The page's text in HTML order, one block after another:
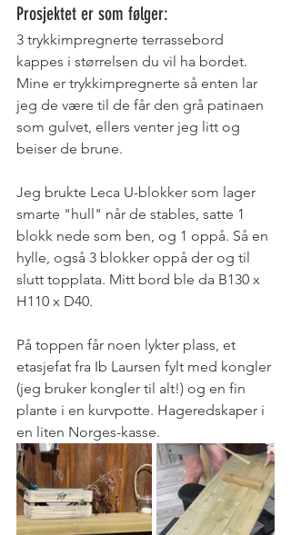
Prosjektet er som følger:
3 trykkimpregnerte terrassebord
kappes i størrelsen du vil ha bordet.
Mine er trykkimpregnerte så enten lar
jeg de være til de får den grå patinaen
som gulvet, ellers venter jeg litt og
beiser de brune.
Jeg brukte Leca U-blokker som lager
smarte "hull" når de stables, satte 1
blokk nede som ben, og 1 oppå. Så en
hylle, også 3 blokker oppå der og til
slutt topplata. Mitt bord ble da B130 x
H110 x D40.
På toppen får noen lykter plass, et
etasjefat fra Ib Laursen fylt med kongler
(jeg bruker kongler til alt!) og en fin
plante i en kurvpotte. Hageredskaper i
en liten Norges-kasse.